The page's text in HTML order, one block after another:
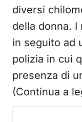
diversi
della donna.
in seguito ad
polizia in cui
presenza di
(Continua a